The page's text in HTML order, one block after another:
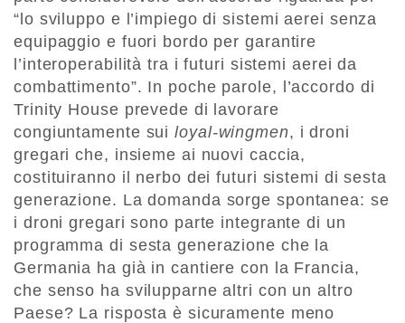
“lo sviluppo e l’impiego di sistemi aerei senza
equipaggio e fuori bordo per garantire
l’interoperabilità tra i futuri sistemi aerei da
combattimento”. In poche parole, l’accordo di
Trinity House prevede di lavorare
congiuntamente suiloyal-wingmen, i droni
gregari che, insieme ai nuovi caccia,
costituiranno il nerbo dei futuri sistemi di sesta
generazione. La domanda sorge spontanea: se
i droni gregari sono parte integrante di un
programma di sesta generazione che la
Germania ha già in cantiere con la Francia,
che senso ha svilupparne altri con un altro
Paese? La risposta è sicuramente meno